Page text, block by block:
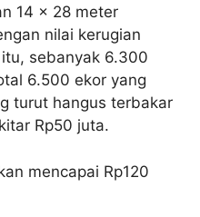
14 x 28 meter
nilai kerugian
sebanyak 6.300
6.500 ekor yang
turut hangus terbakar
Rp50 juta.
mencapai Rp120